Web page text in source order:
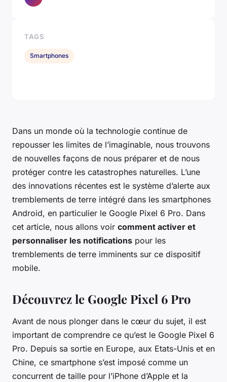
Dans un monde où la technologie continue de
repousser les limites de l’imaginable, nous trouvons
de nouvelles façons de nous préparer et de nous
protéger contre les catastrophes naturelles. L’une
des innovations récentes est le système d’alerte aux
tremblements de terre intégré dans les smartphones
Android, en particulier le Google Pixel 6 Pro. Dans
cet article, nous allons voir comment activer et
personnaliser les notifications pour les
tremblements de terre imminents sur ce dispositif
mobile.
Découvrez le Google Pixel 6 Pro
Avant de nous plonger dans le cœur du sujet, il est
important de comprendre ce qu’est le Google Pixel 6
Pro. Depuis sa sortie en Europe, aux Etats-Unis et en
Chine, ce smartphone s’est imposé comme un
concurrent de taille pour l’iPhone d’Apple et la
TAGS
Smartphones